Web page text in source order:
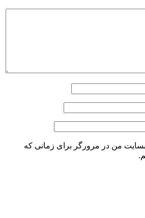
من در مرورگر برای زمانی که